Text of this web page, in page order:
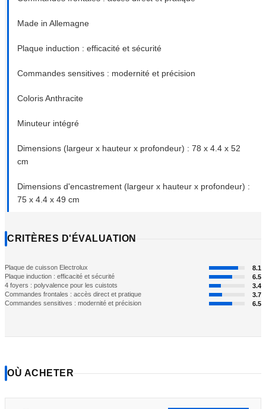
Made in Allemagne
Plaque induction : efficacité et sécurité
Commandes sensitives : modernité et précision
Coloris Anthracite
Minuteur intégré
Dimensions (largeur x hauteur x profondeur) : 78 x 4.4 x 52
cm
Dimensions d'encastrement (largeur x hauteur x profondeur) :
75 x 4.4 x 49 cm
CRITÈRES D'ÉVALUATION
Plaque de cuisson Electrolux
8.1
Plaque induction : efficacité et sécurité
6.5
4 foyers : polyvalence pour les cuistots
3.4
Commandes frontales : accès direct et pratique
3.7
Commandes sensitives : modernité et précision
6.5
OÙ ACHETER